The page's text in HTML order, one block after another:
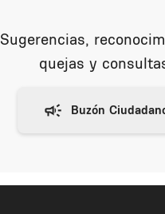
Sugerencias,
quejas y